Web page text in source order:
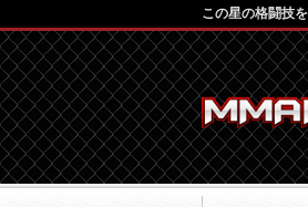
この星の格闘技